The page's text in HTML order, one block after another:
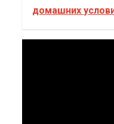
домашних